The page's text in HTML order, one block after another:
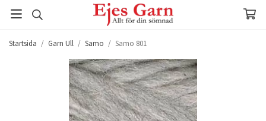
Startsida / Garn Ull / Samo / Samo 801